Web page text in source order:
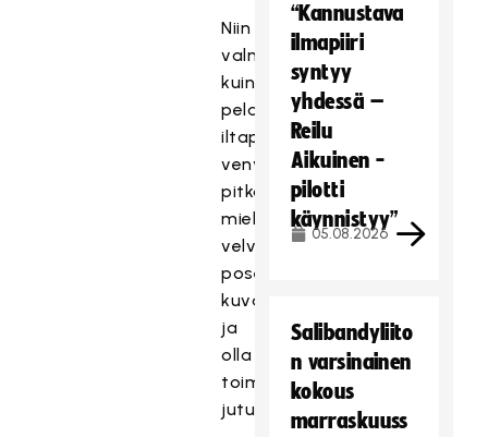
Niin
valmentajan
kuin
pelaajienkin
iltapäivää
venytti
pitkälle
mieluisa
velvollisuus
poseerata
kuvaajille
ja
olla
toimittajien
jututettavina.
“Kannustava
ilmapiiri
syntyy
yhdessä –
Reilu
Aikuinen -
pilotti
käynnistyy”
05.08.2026
Salibandyliito
n varsinainen
kokous
marraskuuss